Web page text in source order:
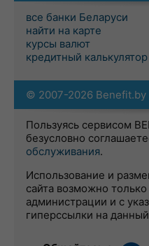
все банки Беларуси
найти на карте
курсы валют
кредитный калькулятор
© 2007-2026 Benefit.by
Пользуясь сервисом
безусловно
обслуживания.
Использование и
сайта возможно
администрации и с
гиперссылки на